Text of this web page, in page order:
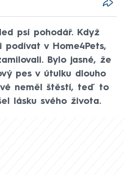
psí pohodář. Když
podívat v Home4Pets,
Bylo jasné, že
pes v útulku dlouho
neměl štěstí, teď to
lásku svého života.